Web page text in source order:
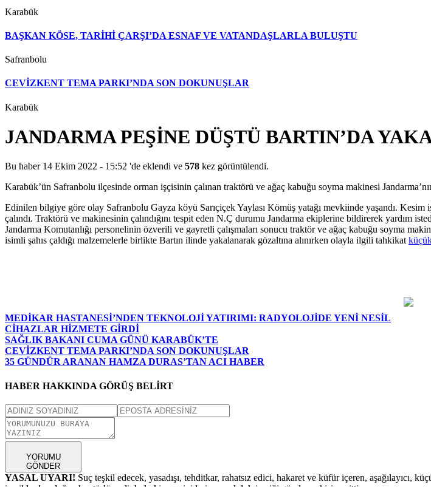
Karabük
BAŞKAN KÖSE, TARİHİ ÇARŞI’DA ESNAF VE VATANDAŞLARLA BULUŞTU
Safranbolu
CEVİZKENT TEMA PARKI’NDA SON DOKUNUŞLAR
Karabük
JANDARMA PEŞİNE DÜŞTÜ BARTIN’DA
Bu haber 14 Ekim 2022 - 15:52 'de eklendi ve 578 kez görüntülendi.
Karabük’ün Safranbolu ilçesinde orman işçisinin çalınan traktörü ve ağaç kabuğu soyma makinesi
Edinilen bilgiye göre olay Safranbolu Gayza köyü Sarıçiçek Yaylası Kömüş yatağı mevkiinde yaşandı.
çalındı. Traktörü ve makinesinin çalındığını tespit eden N.Ç durumu Jandarma ekiplerine bildirerek yardım
Jandarma Komutanlığı personelinin özverili ve gayretli çalışmaları sonucu traktör ve ağaç kabuğu soyma
isimli şahıs çaldığı malzemelerle birlikte Bartın ilinde yakalanarak gözaltına alınırken olayla ilgili tahkikat
MEDİKAR HASTANESİ’NDEN TEKNOLOJİ YATIRIMI: RADYOLOJİDE YENİ NESİL
CİHAZLAR HİZMETE GİRDİ
SAĞLIK BAKANI CUMA GÜNÜ KARABÜK’TE
CEVİZKENT TEMA PARKI’NDA SON DOKUNUŞLAR
35 GÜNDÜR ARANAN HAMZA DURAS’TAN ACI HABER
HABER HAKKINDA GÖRÜŞ BELİRT
YORUMU
GÖNDER
YASAL UYARI! Suç teşkil edecek, yasadışı, tehditkar, rahatsız edici, hakaret ve küfür içeren,